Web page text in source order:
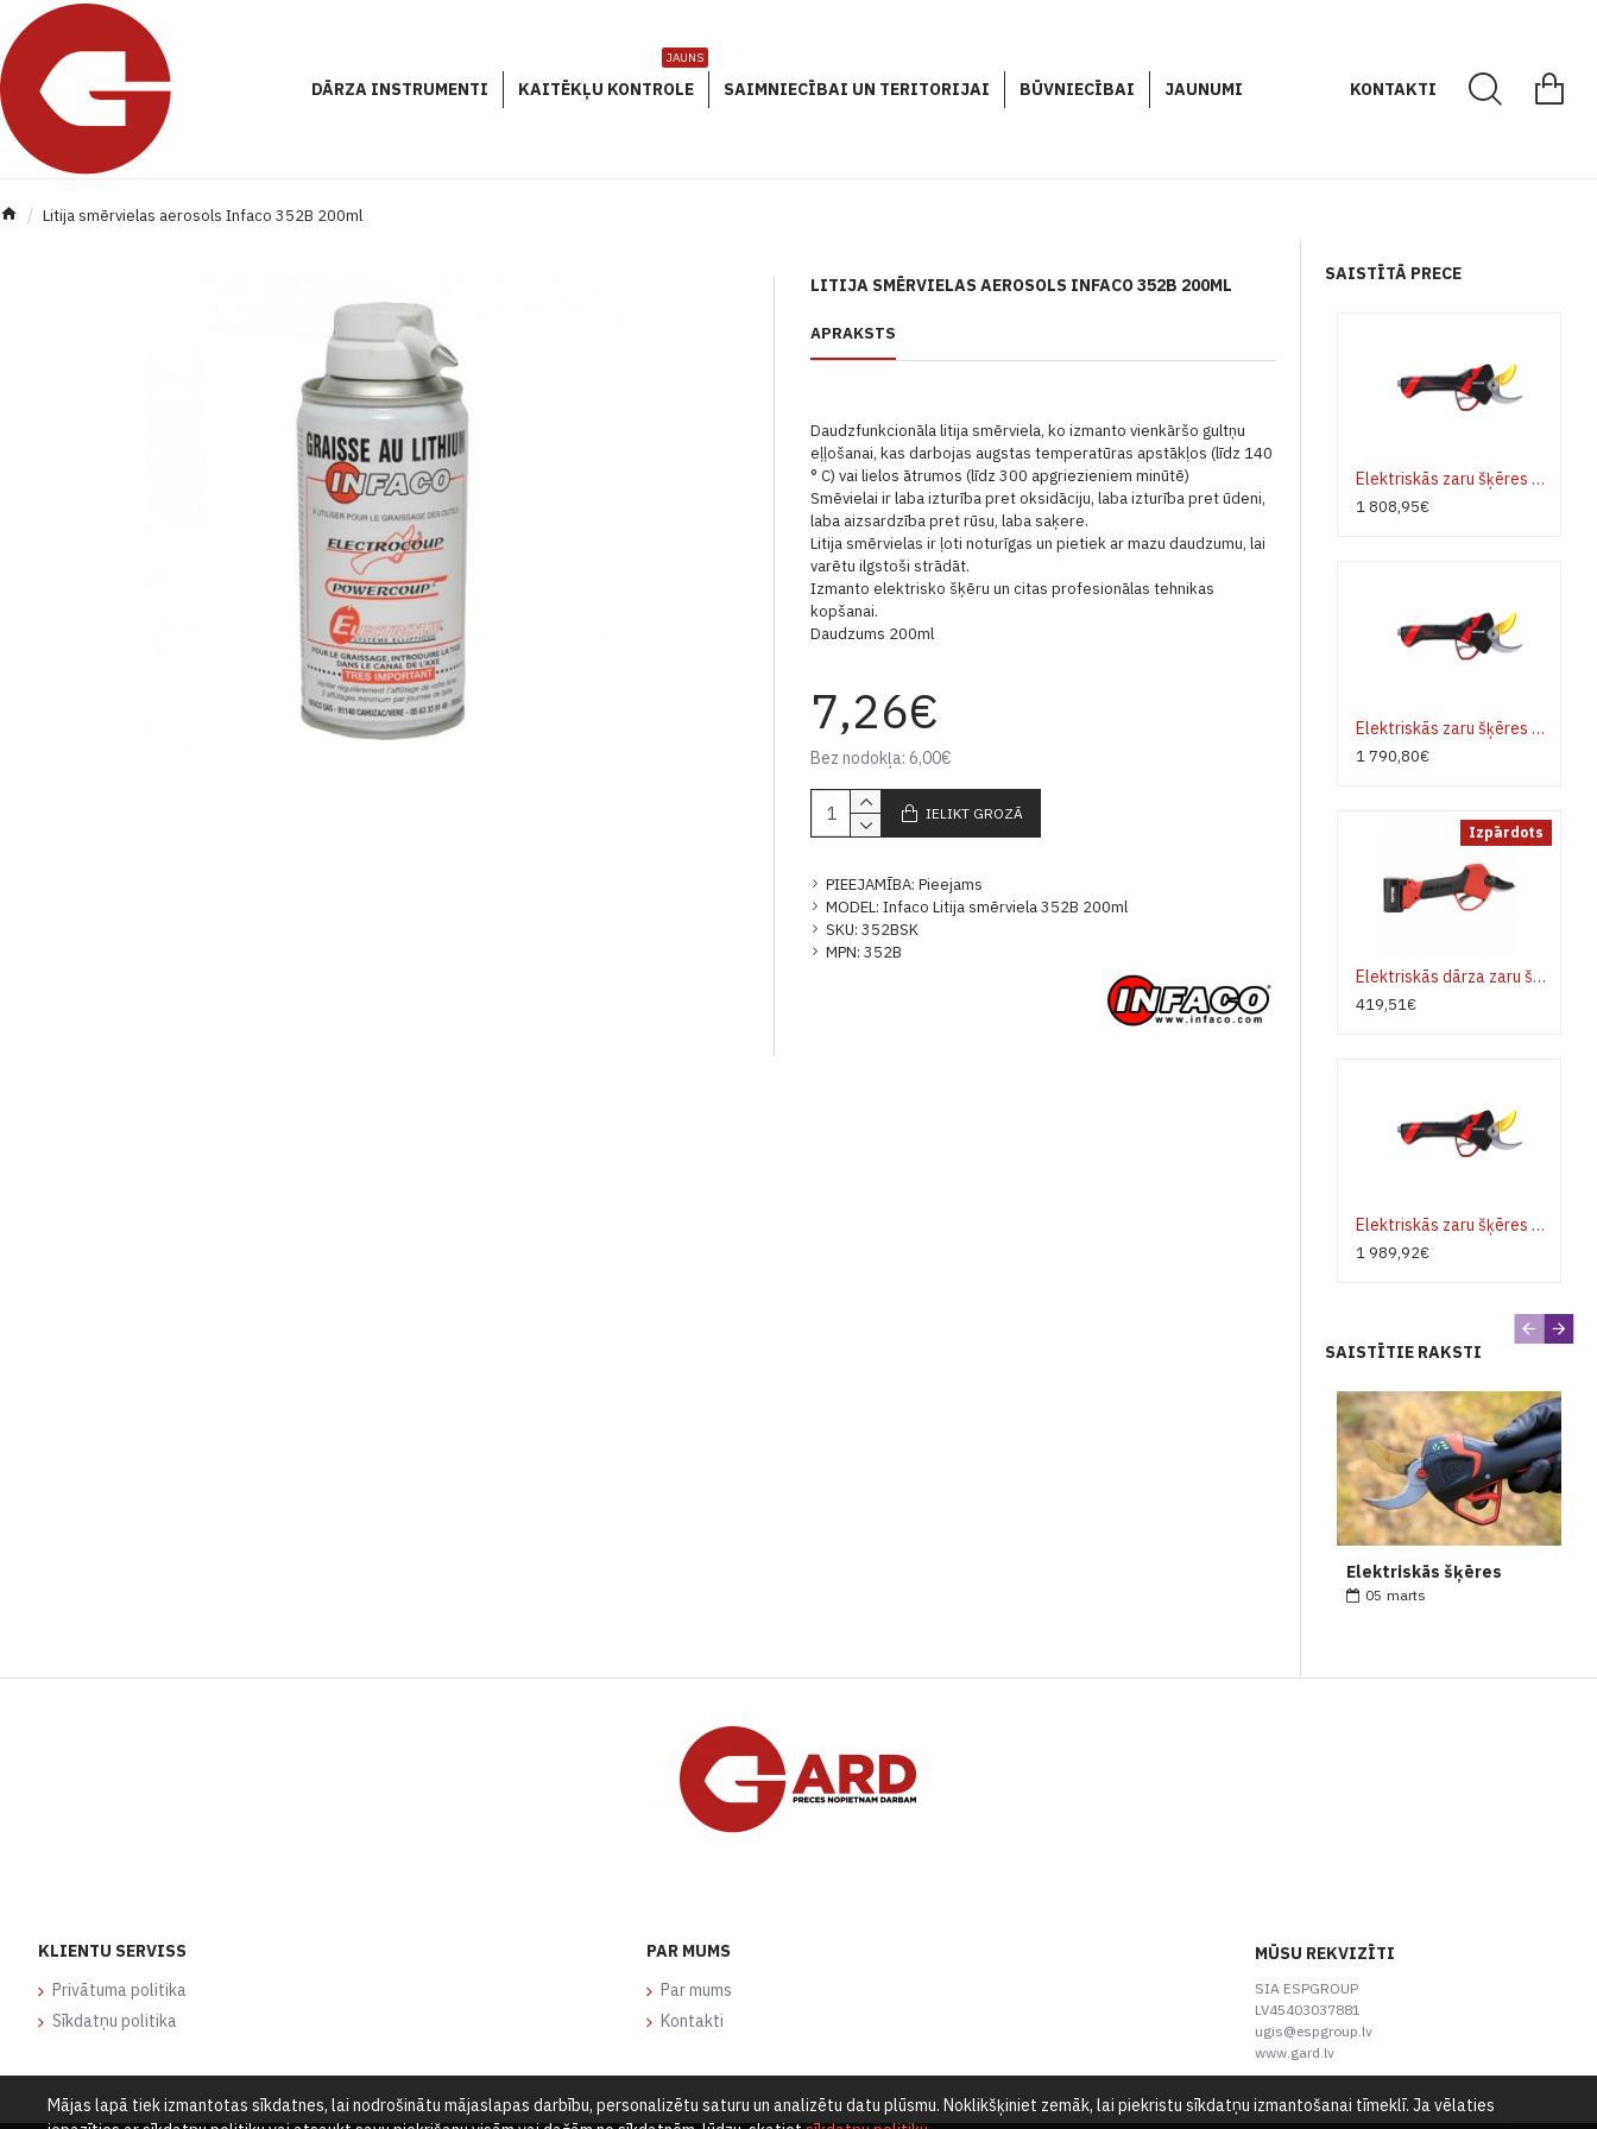
DĀRZA INSTRUMENTI KAITĒKĻU KONTROLE
JAUNS
SAIMNIECĪBAI UN TERITORIJAI BŪVNIECĪBAI JAUNUMI KONTAKTI
Litija smērvielas aerosols Infaco 352B 200ml
LITIJA SMĒRVIELAS AEROSOLS INFACO 352B 200ML
APRAKSTS
Daudzfunkcionāla litija smērviela, ko izmanto vienkāršo gultņu
eļļošanai, kas darbojas augstas temperatūras apstākļos (līdz 140
° C) vai lielos ātrumos (līdz 300 apgriezieniem minūtē)
Smēvielai irlaba izturība pret oksidāciju, laba izturība pret ūdeni,
laba aizsardzība pret rūsu, laba saķere.
Litija smērvielas ir ļoti noturīgas un pietiek ar mazu daudzumu, lai
varētu ilgstoši strādāt.
Izmanto elektrisko šķēru un citas profesionālas tehnikas
kopšanai.
Daudzums 200ml
PIEEJAMĪBA: Pieejams
MODEL: Infaco Litija smērviela 352B 200ml
SKU: 352BSK
MPN: 352B
7,26€
Bez nodokļa: 6,00€
IELIKT GROZĀ
SAISTĪTĀ PRECE
Elektriskās zaru šķēres INFACO F3020M MEDIUM - pilns komplekts
1 808,95€
Elektriskās zaru šķēres INFACO F3020 STANDART - pilns komplekts
1 790,80€
Izpārdots
Elektriskās dārza zaru šķēres Bellota EPR233P2B
419,51€
Elektriskās zaru šķēres INFACO F3020 STANDART aitu nagu asmeņiem
1 989,92€
SAISTĪTIE RAKSTI
Elektriskās šķēres
05 marts
KLIENTU SERVISS
Privātuma politika
Sīkdatņu politika
PAR MUMS
Par mums
Kontakti
MŪSU REKVIZĪTI
SIA ESPGROUP
LV45403037881
ugis@espgroup.lv
www.gard.lv
Mājas lapā tiek izmantotas sīkdatnes, lai nodrošinātu mājaslapas darbību, personalizētu saturu un analizētu datu plūsmu. Noklikšķiniet zemāk, lai piekristu sīkdatņu izmantošanai tīmeklī. Ja vēlaties